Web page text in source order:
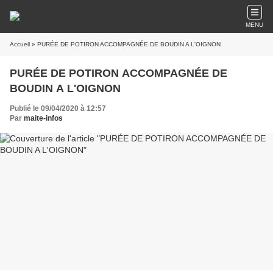
MENU
Accueil » PURÉE DE POTIRON ACCOMPAGNÉE DE BOUDIN A L'OIGNON
PURÉE DE POTIRON ACCOMPAGNÉE DE
BOUDIN A L'OIGNON
Publié le 09/04/2020 à 12:57
Par maite-infos